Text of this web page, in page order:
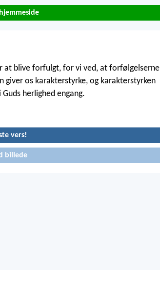
at blive forfulgt, for vi ved, at forfølgelserne
giver os karakterstyrke, og karakterstyrken
herlighed engang.
vers!
billede